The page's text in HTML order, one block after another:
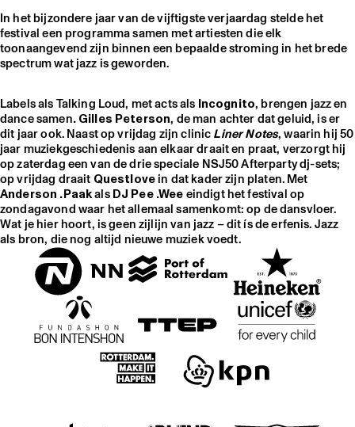
In het bijzondere jaar van de vijftigste verjaardag stelde het
festival een programma samen met artiesten die elk
toonaangevend zijn binnen een bepaalde stroming in het brede
spectrum wat jazz is geworden.
Labels als Talking Loud, met acts als Incognito, brengen jazz en
dance samen. Gilles Peterson, de man achter dat geluid, is er
dit jaar ook. Naast op vrijdag zijn clinicLiner Notes, waarin hij 50
jaar muziekgeschiedenis aan elkaar draait en praat, verzorgt hij
op zaterdag een van de drie speciale NSJ50 Afterparty dj-sets;
op vrijdag draait Questlovein dat kader zijn platen. Met
Anderson .PaakalsDJ Pee .Weeeindigt het festival op
zondagavond waar het allemaal samenkomt: op de dansvloer.
Wat je hier hoort, is geen zijlijn van jazz – dit ís de erfenis. Jazz
als bron, die nog altijd nieuwe muziek voedt.